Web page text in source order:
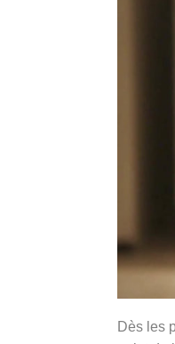
Dès les